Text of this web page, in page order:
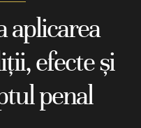
aplicarea
efecte și
penal